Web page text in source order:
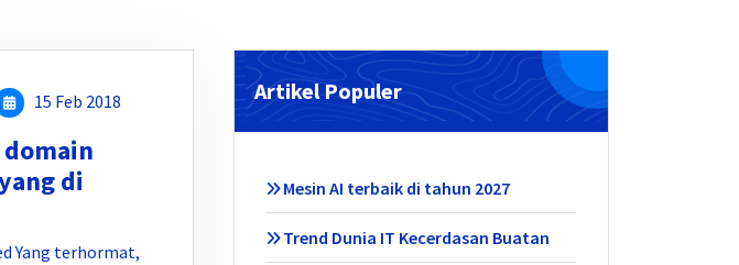
15 Feb 2018
di
Yang terhormat,
Artikel Populer
Mesin AI terbaik di tahun 2027
Trend Dunia IT Kecerdasan Buatan